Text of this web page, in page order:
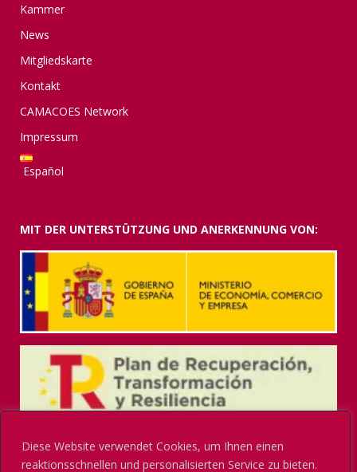
Diese Website verwendet Cookies, um Ihnen einen
reaktionsschnellen und personalisierten Service zu bieten.
Kammer
News
Mitgliedskarte
Kontakt
CAMACOES Network
Impressum
Español
MIT DER UNTERSTÜTZUNG UND ANERKENNUNG VON: